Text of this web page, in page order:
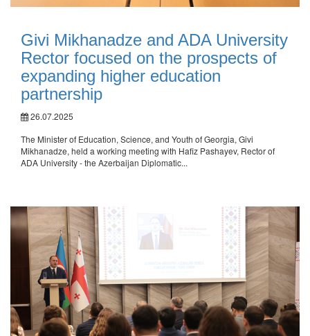
Givi Mikhanadze and ADA University
Rector focused on the prospects of
expanding higher education
partnership
26.07.2025
The Minister of Education, Science, and Youth of Georgia, Givi
Mikhanadze, held a working meeting with Hafiz Pashayev, Rector of
ADA University - the Azerbaijan Diplomatic...